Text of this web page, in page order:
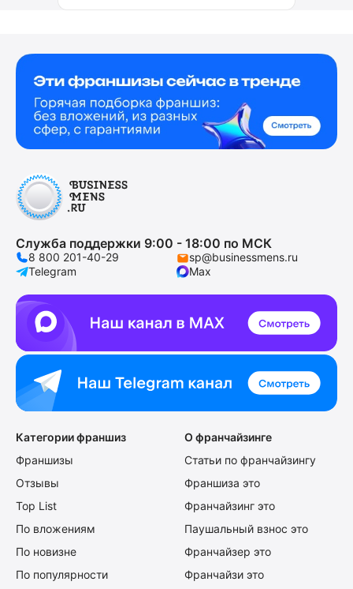
Служба поддержки 9:00 - 18:00 по МСК
8 800 201-40-29
sp@businessmens.ru
Telegram
Max
Категории франшиз
Франшизы
Отзывы
Top List
По вложениям
По новизне
По популярности
О франчайзинге
Статьи по франчайзингу
Франшиза это
Франчайзинг это
Паушальный взнос это
Франчайзер это
Франчайзи это